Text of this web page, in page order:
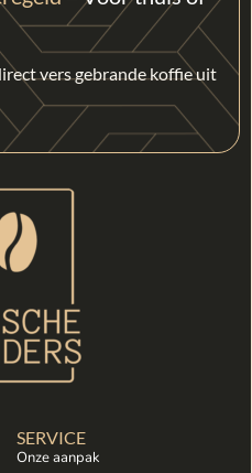
vers gebrande koffie uit
SERVICE
Onze aanpak